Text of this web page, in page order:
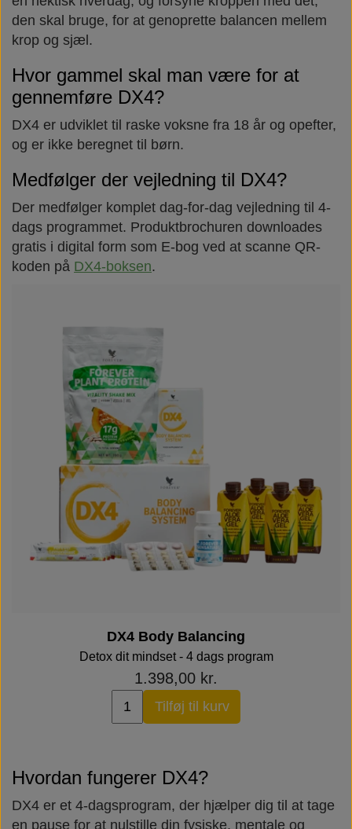
Vind wellness
F.I.T. blog
Næringsstoffer
Vegansk/vegetarisk
Solbeskyttelse
FAQ om emballage
FAQ om ingredienser
den skal bruge, for at genoprette balancen mellem
krop og sjæl.
Hvor gammel skal man være for at
gennemføre DX4?
DX4 er udviklet til raske voksne fra 18 år og opefter,
og er ikke beregnet til børn.
Medfølger der vejledning til DX4?
Der medfølger komplet dag-for-dag vejledning til 4-
dags programmet. Produktbrochuren downloades
gratis i digital form som E-bog ved at scanne QR-
koden på DX4-boksen.
DX4 Body Balancing
Detox dit mindset - 4 dags program
1.398,00 kr.
Tilføj til kurv
Hvordan fungerer DX4?
DX4 er et 4-dagsprogram, der hjælper dig til at tage
en pause for at nulstille din fysiske, mentale og